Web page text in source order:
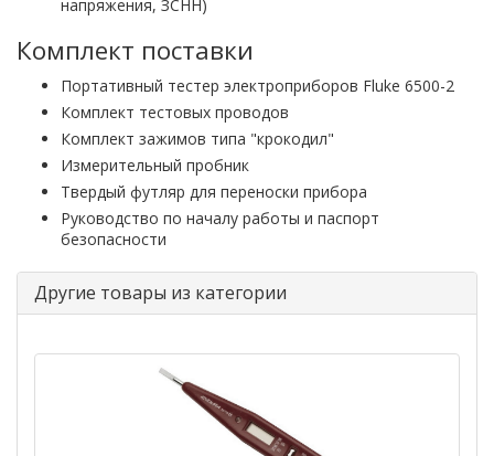
напряжения, ЗСНН)
Комплект поставки
Портативный тестер электроприборов Fluke 6500-2
Комплект тестовых проводов
Комплект зажимов типа "крокодил"
Измерительный пробник
Твердый футляр для переноски прибора
Руководство по началу работы и паспорт
безопасности
Другие товары из категории